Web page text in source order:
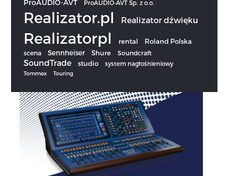
ProAUDIO-AVT ProAUDIO-AVT Sp. z o.o.
Realizator.pl Realizator dźwięku
Realizatorpl rental Roland Polska
scena Sennheiser Shure Soundcraft
SoundTrade studio system nagłośnieniowy
Tommex Touring